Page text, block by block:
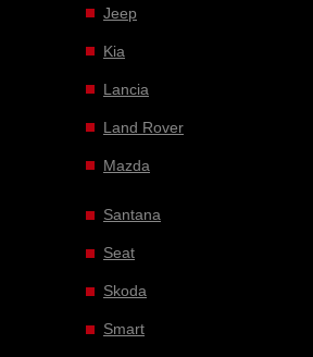
Jeep
Kia
Lancia
Land Rover
Mazda
Santana
Seat
Skoda
Smart